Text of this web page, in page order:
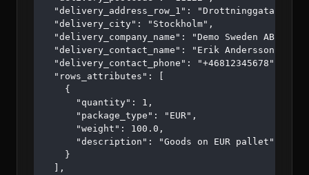
  "delivery_address_row_1": "Drottninggatan 45",
  "delivery_city": "Stockholm",
  "delivery_company_name": "Demo Sweden AB",
  "delivery_contact_name": "Erik Andersson",
  "delivery_contact_phone": "+46812345678",
  "rows_attributes": [
    {
      "quantity": 1,
      "package_type": "EUR",
      "weight": 100.0,
      "description": "Goods on EUR pallet"
    }
  ],